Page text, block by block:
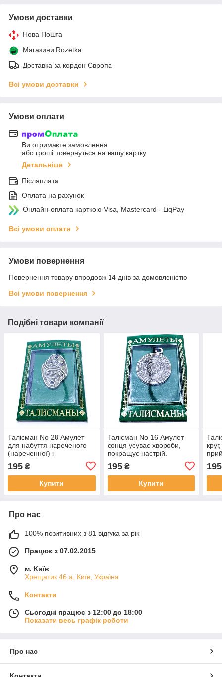
Умови доставки
Нова Пошта
Магазини Rozetka
Доставка за кордон Європа
Всі умови доставки
Умови оплати
Ви отримаєте замовлення
або гроші повернуться на вашу картку
Детальніше
Післяплата
Оплата на рахунок
Онлайн-оплата карткою Visa, Mastercard - LiqPay
Всі умови оплати
Умови повернення
Повернення товару впродовж 14 днів за домовленістю
Всі умови повернення
Подібні товари компанії
Талісман No 28 Амулет
для набуття нареченого
(нареченної) і
пробудження відповідних
почуттів.
195 ₴
Купити
Талісман No 16 Амулет
сонця усуває хвороби,
покращує настрій.
195₴
Купити
195
Про нас
100% позитивних з 81 відгука за рік
Працює з 07.02.2015
м. Київ
Хрещатик 46 а, Київ, Україна
Контакти
Сьогодні працює з 12:00 до 18:00
Показати весь графік роботи
Про нас
Контакти